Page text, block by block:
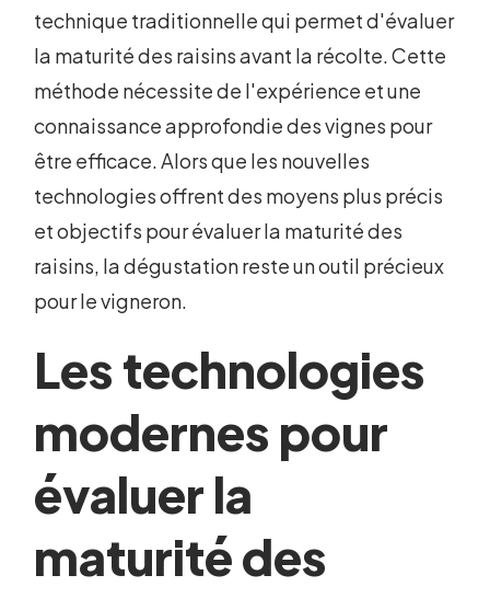
technique traditionnelle qui permet d'évaluer
la maturité des raisins avant la récolte. Cette
méthode nécessite de l'expérience et une
connaissance approfondie des vignes pour
être efficace. Alors que les nouvelles
technologies offrent des moyens plus précis
et objectifs pour évaluer la maturité des
raisins, la dégustation reste un outil précieux
pour le vigneron.
Les technologies
modernes pour
évaluer la
maturité des